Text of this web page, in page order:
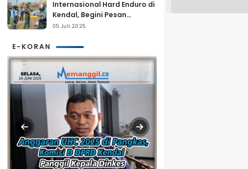
Internasional Hard Enduro di
Kendal, Begini Pesan
Laksamana Pertama TNI AL
05 Juli 2025
E-KORAN